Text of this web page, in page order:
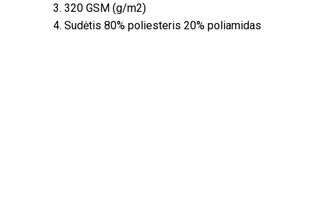
320 GSM (g/m2)
Sudėtis 80% poliesteris 20% poliamidas